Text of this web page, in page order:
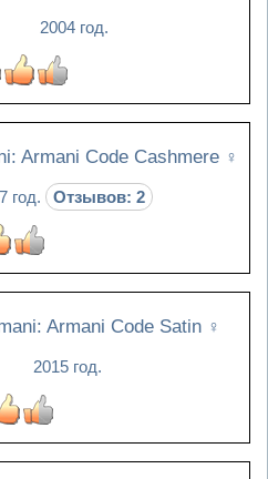
2004 год.
Armani Code Cashmere ♀
год. Отзывов: 2
Armani Code Satin ♀
2015 год.